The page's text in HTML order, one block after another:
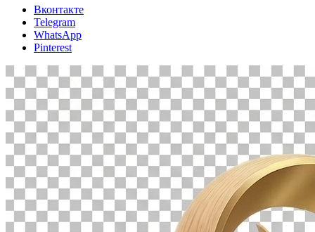
Вконтакте
Telegram
WhatsApp
Pinterest